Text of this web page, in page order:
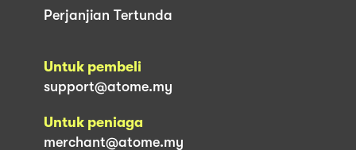
Perjanjian Tertunda
Untuk pembeli
support@atome.my
Untuk peniaga
merchant@atome.my